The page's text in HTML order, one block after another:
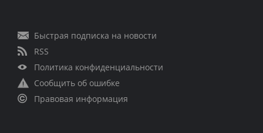
Быстрая подписка на новости
RSS
Политика конфиденциальности
Сообщить об ошибке
Правовая информация